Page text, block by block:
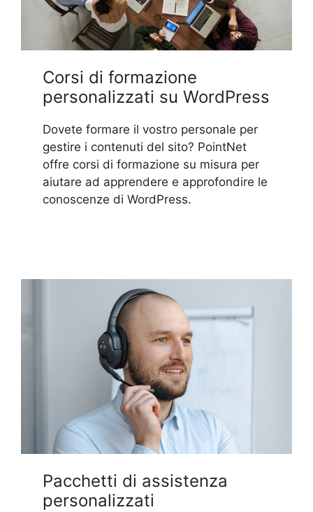
Corsi di formazione
personalizzati su WordPress
Dovete formare il vostro personale per
gestire i contenuti del sito? PointNet
offre corsi di formazione su misura per
aiutare ad apprendere e approfondire le
conoscenze di WordPress.
Pacchetti di assistenza
personalizzati